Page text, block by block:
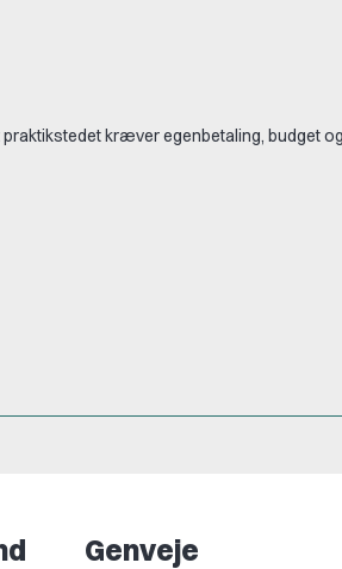
kræver egenbetaling, budget
Genveje